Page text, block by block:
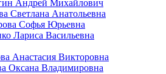
Андрей Михайлович
Светлана Анатольевна
Софья Юрьевна
Лариса Васильевна
Анастасия Викторовна
Оксана Владимировна